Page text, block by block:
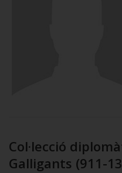
Col·lecció
Galligants (911-